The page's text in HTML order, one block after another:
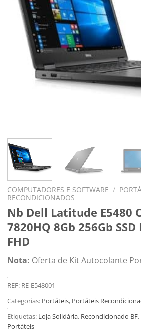
COMPUTADORES E SOFTWARE /
RECONDICIONADOS
Nb Dell Latitude E5480
7820HQ 8Gb 256Gb
FHD
Nota: Oferta de Kit Autocolante
REF: RE-E548001
Categorias: Portáteis, Portáteis
Etiquetas: Loja Solidária, Recondicionado BF,
Portáteis